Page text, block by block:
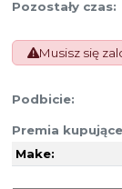
Pozostały czas:
Musisz się
Podbicie:
Premia
Make: